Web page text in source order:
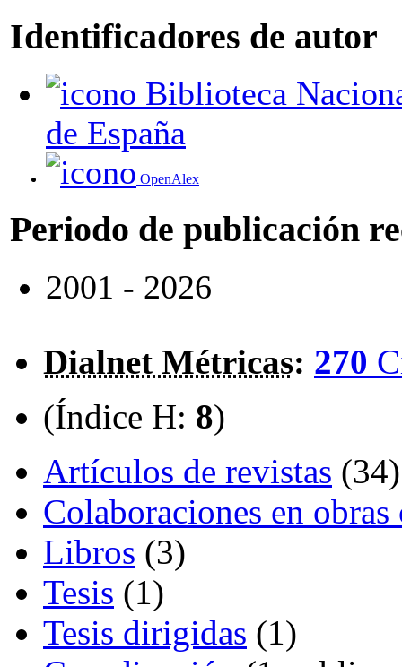
Identificadores de autor
de España
OpenAlex
Periodo de publicación
2001 - 2026
Dialnet Métricas: 270
(Índice H: 8)
Artículos de revistas (34)
Colaboraciones en
Libros (3)
Tesis (1)
Tesis dirigidas (1)